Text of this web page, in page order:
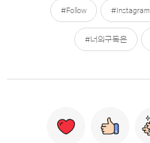
#Follow #Instagram
#너의구독은